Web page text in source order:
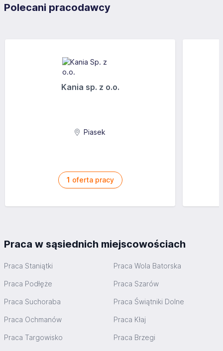
Polecani pracodawcy
Kania sp. z o.o.
Piasek
1 oferta pracy
Praca w sąsiednich miejscowościach
Praca Staniątki Praca Wola Batorska
Praca Podłęże Praca Szarów
Praca Suchoraba Praca Świątniki Dolne
Praca Ochmanów Praca Kłaj
Praca Targowisko Praca Brzegi